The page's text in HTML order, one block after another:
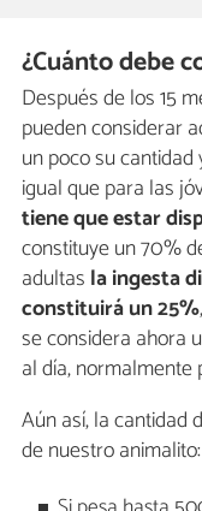
¿Cuánto debe
Después de los 15
pueden considerar
un poco su
igual que para las
tiene que estar
constituye un 70%
adultas la ingesta
constituirá un 25%
se considera ahora
al día, normalmente
Aún así, la cantidad
de nuestro animalito: